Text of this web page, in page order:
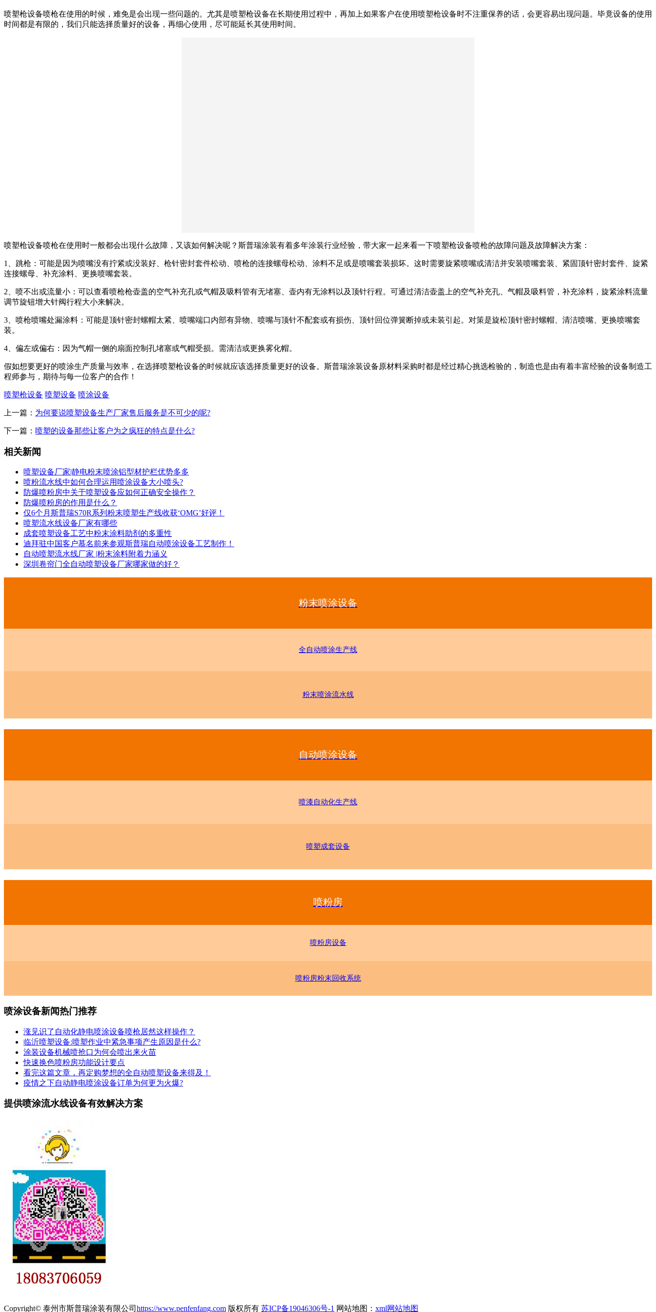
喷塑枪设备喷枪在使用的时候，难免是会出现一些问题的。尤其是喷塑枪设备在长期使用过程中，再加上如果客户在使用喷塑枪设备时不注重保养的话，会更容易出现问题。毕竟设备的使用
时间都是有限的，我们只能选择质量好的设备，再细心使用，尽可能延长其使用时间。
喷塑枪设备喷枪在使用时一般都会出现什么故障，又该如何解决呢？斯普瑞涂装有着多年涂装行业经验，带大家一起来看一下喷塑枪设备喷枪的故障问题及故障解决方案：
1、跳枪：可能是因为喷嘴没有拧紧或没装好、枪针密封套件松动、喷枪的连接螺母松动、涂料不足或是喷嘴套装损坏。这时需要旋紧喷嘴或清洁并安装喷嘴套装、紧固顶针密封套件、旋紧
连接螺母、补充涂料、更换喷嘴套装。
2、喷不出或流量小：可以查看喷枪枪壶盖的空气补充孔或气帽及吸料管有无堵塞、壶内有无涂料以及顶针行程。可通过清洁壶盖上的空气补充孔、气帽及吸料管，补充涂料，旋紧涂料流量
调节旋钮增大针阀行程大小来解决。
3、喷枪喷嘴处漏涂料：可能是顶针密封螺帽太紧、喷嘴端口内部有异物、喷嘴与顶针不配套或有损伤、顶针回位弹簧断掉或未装引起。对策是旋松顶针密封螺帽、清洁喷嘴、更换喷嘴套
装。
4、偏左或偏右：因为气帽一侧的扇面控制孔堵塞或气帽受损。需清洁或更换雾化帽。
假如想要更好的喷涂生产质量与效率，在选择喷塑枪设备的时候就应该选择质量更好的设备。斯普瑞涂装设备原材料采购时都是经过精心挑选检验的，制造也是由有着丰富经验的设备制造工
程师参与，期待与每一位客户的合作！
喷塑枪设备 喷塑设备 喷涂设备
上一篇： 为何要说喷塑设备生产厂家售后服务是不可少的呢?
下一篇： 喷塑的设备那些让客户为之疯狂的特点是什么?
相关新闻
喷塑设备厂家|静电粉末喷涂铝型材护栏优势多多
喷粉流水线中如何合理运用喷涂设备大小喷头?
防爆喷粉房中关于喷塑设备应如何正确安全操作？
防爆喷粉房的作用是什么？
仅6个月斯普瑞S70R系列粉末喷塑生产线收获‘OMG’好评！
喷塑流水线设备厂家有哪些
成套喷塑设备工艺中粉末涂料助剂的多重性
迪拜驻中国客户慕名前来参观斯普瑞自动喷涂设备工艺制作！
自动喷塑流水线厂家 |粉末涂料附着力涵义
深圳卷帘门全自动喷塑设备厂家哪家做的好？
粉末喷涂设备
全自动喷涂生产线
粉末喷涂流水线
自动喷涂设备
喷漆自动化生产线
喷塑成套设备
喷粉房
喷粉房设备
喷粉房粉末回收系统
喷涂设备新闻热门推荐
涨见识了自动化静电喷涂设备喷枪居然这样操作？
临沂喷塑设备:喷塑作业中紧急事项产生原因是什么?
涂装设备机械喷抢口为何会喷出来火苗
快速换色喷粉房功能设计要点
看完这篇文章，再定购梦想的全自动喷塑设备来得及！
疫情之下自动静电喷涂设备订单为何更为火爆?
提供喷涂流水线设备有效解决方案
Copyright© 泰州市斯普瑞涂装有限公司 https://www.penfenfang.com 版权所有 苏ICP备19046306号-1 网站地图： xml网站地图